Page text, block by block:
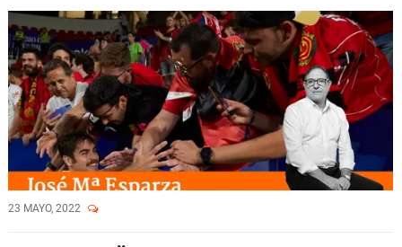
23 MAYO, 2022